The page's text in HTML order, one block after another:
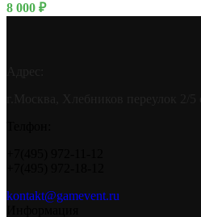
8 000 ₽
kontakt@gamevent.ru